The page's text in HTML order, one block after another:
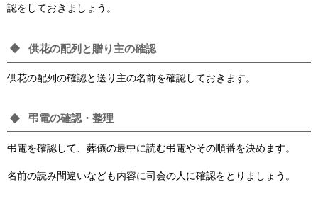
認をしておきましょう。
供花の配列と贈り主の確認
供花の配列の確認と送り主の名前を確認しておきます。
弔電の確認・整理
弔電を確認して、葬儀の最中に読む弔電やその順番を決めます。
名前の読み間違いなども内容に司会の人に確認をとりましょう。